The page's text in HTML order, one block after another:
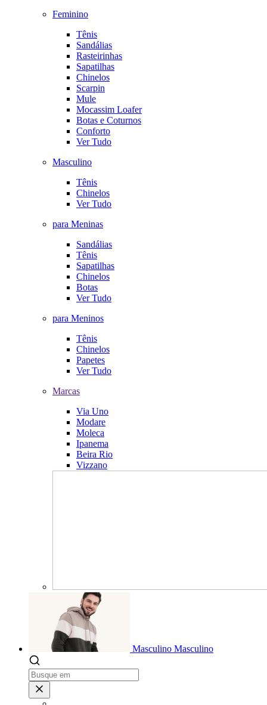
Feminino
Tênis
Sandálias
Rasteirinhas
Sapatilhas
Chinelos
Scarpin
Mule
Mocassim Loafer
Botas e Coturnos
Conforto
Ver Tudo
Masculino
Tênis
Chinelos
Ver Tudo
para Meninas
Sandálias
Tênis
Sapatilhas
Chinelos
Botas
Ver Tudo
para Meninos
Tênis
Chinelos
Papetes
Ver Tudo
Marcas
Via Uno
Modare
Moleca
Ipanema
Beira Rio
Vizzano
Masculino Masculino